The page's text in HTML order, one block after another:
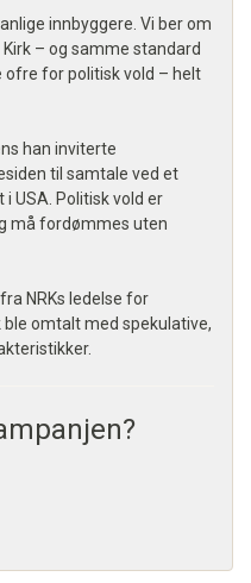
innbyggere. Vi ber om
– og samme standard
for politisk vold – helt
han inviterte
til samtale ved et
USA. Politisk vold er
må fordømmes uten
NRKs ledelse for
omtalt med spekulative,